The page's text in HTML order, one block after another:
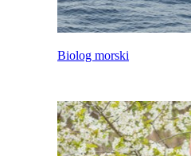
Biolog morski